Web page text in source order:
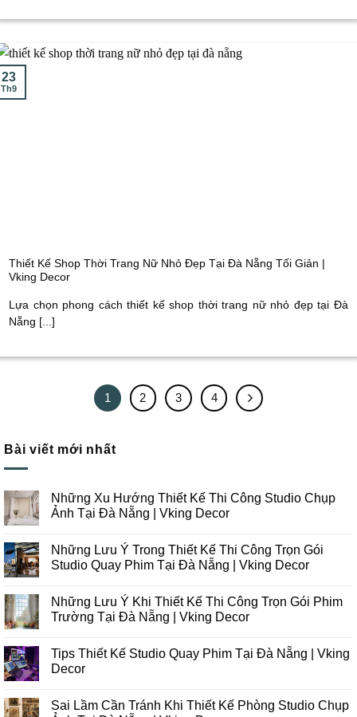
Thiết Kế Shop Thời Trang Nữ Nhỏ Đẹp Tại Đà Nẵng Tối Giản |
Vking Decor
Lựa chọn phong cách thiết kế shop thời trang nữ nhỏ đẹp tại Đà
Nẵng [...]
23
Th9
1 2 3 4
Bài viết mới nhất
Những Xu Hướng Thiết Kế Thi Công Studio Chụp
Ảnh Tại Đà Nẵng | Vking Decor
bình
luận
ở
Hướng
Thiết
Kế
Studio
Chụp
Ảnh
Nẵng
Những Lưu Ý Trong Thiết Kế Thi Công Trọn Gói
Studio Quay Phim Tại Đà Nẵng | Vking Decor
bình
luận
ở
Trong
Thiết
Công
Những Lưu Ý Khi Thiết Kế Thi Công Trọn Gói Phim
Trường Tại Đà Nẵng | Vking Decor
bình
luận
ở
Ý
Tips Thiết Kế Studio Quay Phim Tại Đà Nẵng | Vking
Decor
bình
Sai Lầm Cần Tránh Khi Thiết Kế Phòng Studio Chụp